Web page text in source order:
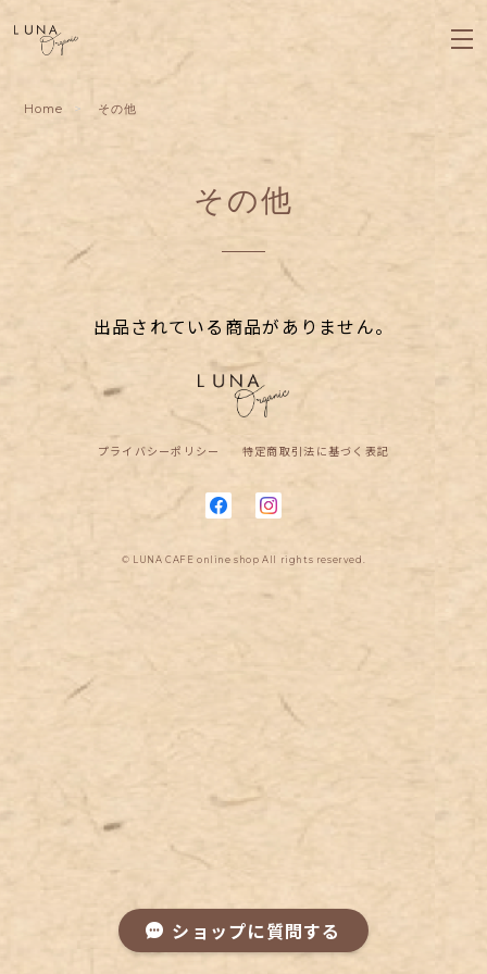
Home その他
その他
出品されている商品がありません。
プライバシーポリシー 特定商取引法に基づく表記
© LUNA CAFE online shop All rights reserved.
ショップに質問する